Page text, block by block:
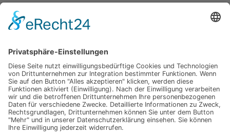
Hochzeit am Gardasee auf einer Segelyacht
Impressum
Werbung
About
Einsendung
AGB
Datenschutzerklärung